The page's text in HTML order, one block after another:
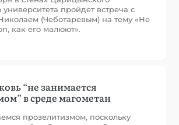
университета пройдет встреча с
(Чеботаревым) на тему «Не
как его малюют».
“не занимается
в среде магометан
прозелитизмом, поскольку